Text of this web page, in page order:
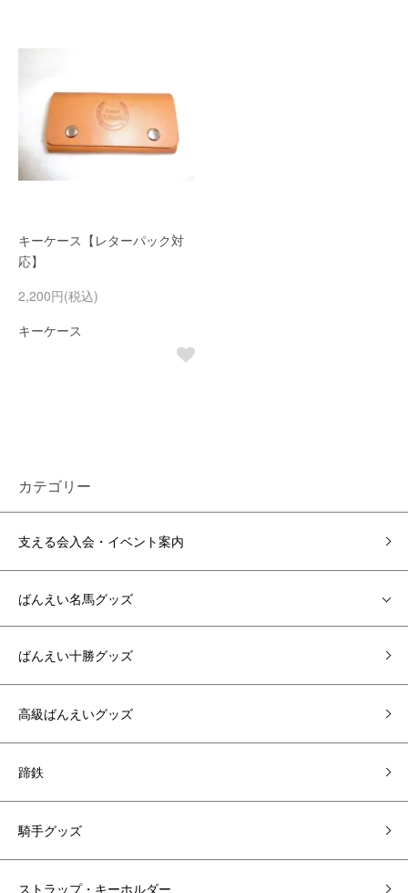
キーケース【レターパック対
応】
2,200円(税込)
キーケース
カテゴリー
支える会入会・イベント案内
ばんえい名馬グッズ
ばんえい十勝グッズ
高級ばんえいグッズ
蹄鉄
騎手グッズ
ストラップ・キーホルダー